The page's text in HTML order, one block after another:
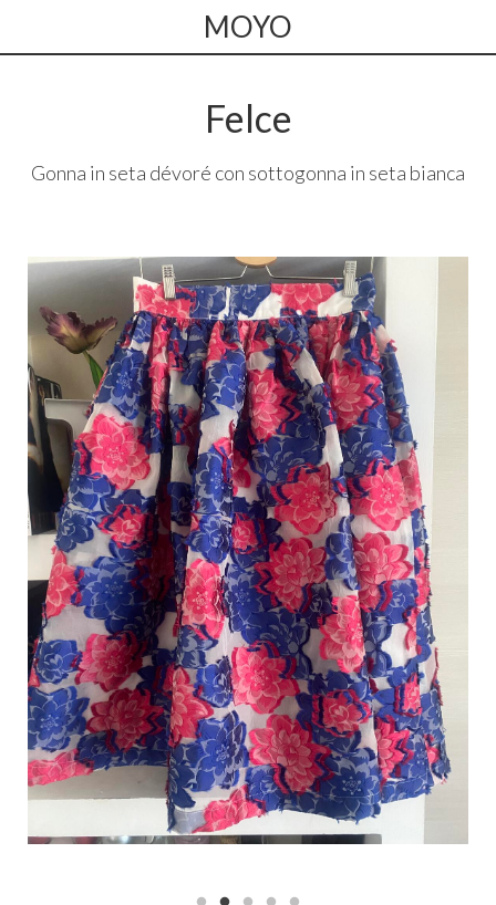
MOYO
Felce
Gonna in seta dévoré con sottogonna in seta bianca